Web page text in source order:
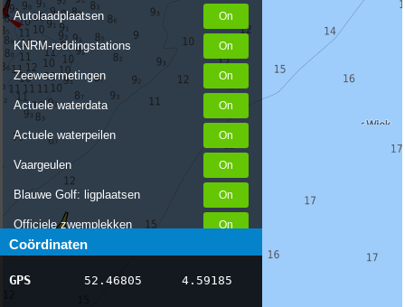
Autolaadplaatsen
KNRM-reddingstations
Zeeweermetingen
Actuele waterdata
Actuele waterpeilen
Vaargeulen
Blauwe Golf: ligplaatsen
Officiele zwemplekken
Stremmingen/hinder
AIS scheepsposities
Coördinaten
GPS 52.46805 4.59185